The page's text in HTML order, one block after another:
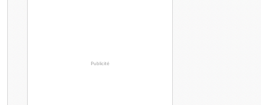
Publicité